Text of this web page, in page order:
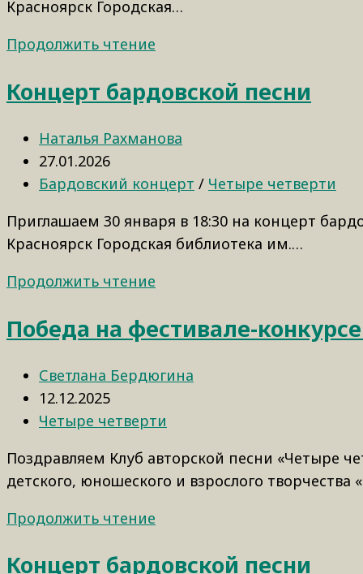
Красноярск Городская…
Продолжить чтение
Концерт бардовской песни
Наталья Рахманова
27.01.2026
Бардовский концерт / Четыре четверти
Приглашаем 30 января в 18:30 на концерт
Красноярск Городская библиотека им.…
Продолжить чтение
Победа на фестивале-
Светлана Бердюгина
12.12.2025
Четыре четверти
Поздравляем Клуб авторской песни «Четыре
детского, юношеского и взрослого творчества
Продолжить чтение
Концерт бардовской песни